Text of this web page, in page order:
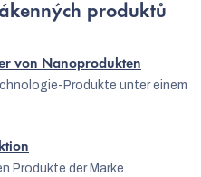
produktů
von Nanoprodukten
Produkte unter einem
Produkte der Marke